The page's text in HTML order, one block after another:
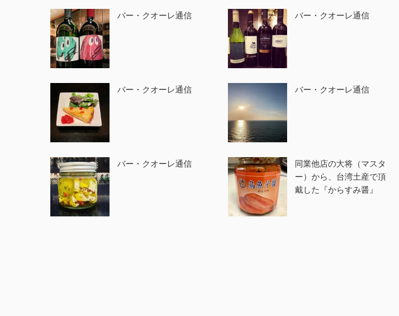
バー・クオーレ通信 バー・クオーレ通信
バー・クオーレ通信 バー・クオーレ通信
バー・クオーレ通信
同業他店の大将（マスタ
ー）から、台湾土産で頂
戴した『からすみ醤』